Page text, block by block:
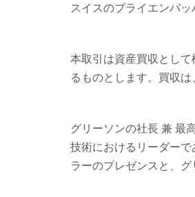
スイスのブライエンバ
本取引は資産買収とし
るものとします。買収
グリーソンの社長 兼 最
技術におけるリーダー
ラーのプレゼンスと、